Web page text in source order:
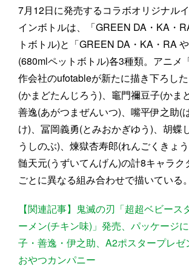
7月12日に発売するコラボオリジナル
インボトルは、「GREEN DA・KA・
トボトル)と「GREEN DA・KA・RA
(680mlペットボトル)各3種類。アニメ
作会社のufotableが新たに描き下ろし
(かまどたんじろう)、竈門禰豆子(かま
善逸(あがつまぜんいつ)、嘴平伊之助(
け)、冨岡義勇(とみおかぎゆう)、胡蝶
うしのぶ)、煉獄杏寿郎(れんごくきょ
髄天元(うずいてんげん)の計8キャラク
ごとに異なる組み合わせで描いている。
【関連記事】鬼滅の刃「超超ベビース
ーメン(チキン味)」発売、パッケージ
子・善逸・伊之助、A2ポスタープレゼ
おやつカンパニー